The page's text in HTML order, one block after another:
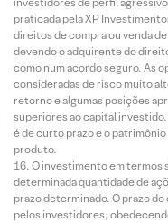
praticada pela XP
direitos de compra ou venda
devendo o adquirente do
como num acordo seguro. As
consideradas de risco muito
retorno e algumas posições
superiores ao capital
é de curto prazo e o
produto.
O investimento em termos
determinada quantidade de
prazo determinado. O prazo
pelos investidores,